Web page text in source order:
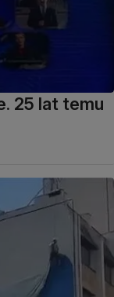
25 lat temu